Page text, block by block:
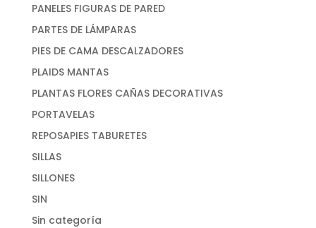
PANELES FIGURAS DE PARED
PARTES DE LÁMPARAS
PIES DE CAMA DESCALZADORES
PLAIDS MANTAS
PLANTAS FLORES CAÑAS DECORATIVAS
PORTAVELAS
REPOSAPIES TABURETES
SILLAS
SILLONES
SIN
Sin categoría